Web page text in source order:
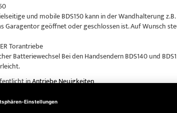
und mobile BDS150 kann in der Wandhalterung
Garagentor geöffnet oder geschlossen ist. Auf Wunsch
Torantriebe
Batteriewechsel Bei den Handsendern BDS140 und
inAntriebe Neuigkeiten